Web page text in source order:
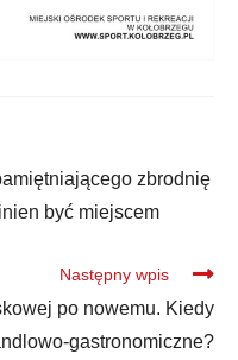
zbrodnię
być miejscem
Następny wpis
po nowemu. Kiedy
gastronomiczne?